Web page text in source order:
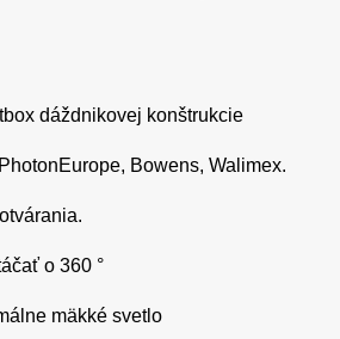
dáždnikovej konštrukcie
Bowens, Walimex.
o 360 °
mäkké svetlo